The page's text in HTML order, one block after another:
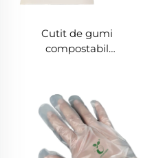
Cutit de gumi
compostabil
materiale PLA PBAT
amiloză